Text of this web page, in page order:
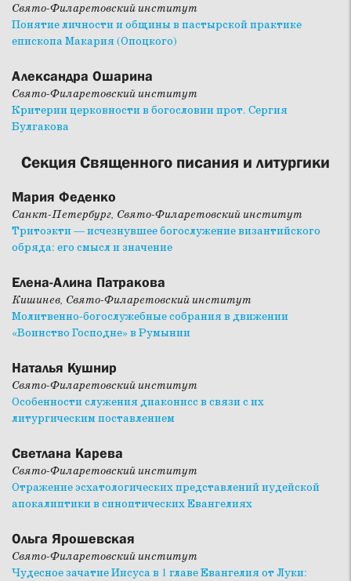
Свято-Филаретовский институт
Понятие личности и общины в пастырской практике
епископа Макария (Опоцкого)
Александра Ошарина
Свято-Филаретовский институт
Критерии церковности в богословии прот. Сергия
Булгакова
Секция Священного писания и литургики
Мария Феденко
Санкт-Петербург, Свято-Филаретовский институт
Тритоэкти — исчезнувшее богослужение византийского
обряда: его смысл и значение
Елена-Алина Патракова
Кишинев, Свято-Филаретовский институт
Молитвенно-богослужебные собрания в движении
«Воинство Господне» в Румынии
Наталья Кушнир
Свято-Филаретовский институт
Особенности служения диаконисс в связи с их
литургическим поставлением
Светлана Карева
Свято-Филаретовский институт
Отражение эсхатологических представлений иудейской
апокалиптики в синоптических Евангелиях
Ольга Ярошевская
Свято-Филаретовский институт
Чудесное зачатие Иисуса в 1 главе Евангелия от Луки: